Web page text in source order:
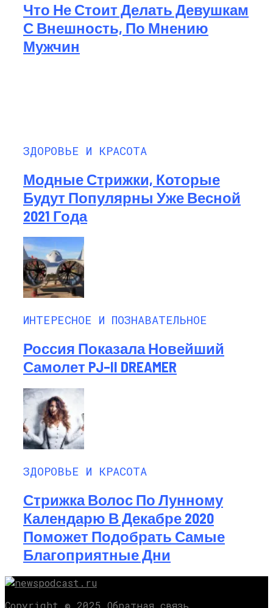
Что Не Стоит Делать Девушкам
С Внешность, По Мнению
Мужчин
ЗДОРОВЬЕ И КРАСОТА
Модные Стрижки, Которые
Будут Популярны Уже Весной
2021 Года
ИНТЕРЕСНОЕ И ПОЗНАВАТЕЛЬНОЕ
Россия Показала Новейший
Самолет PJ–II DREAMER
ЗДОРОВЬЕ И КРАСОТА
Стрижка Волос По Лунному
Календарю В Декабре 2020
Поможет Подобрать Самые
Благоприятные Дни
Copyright © 2025 Обратная связь